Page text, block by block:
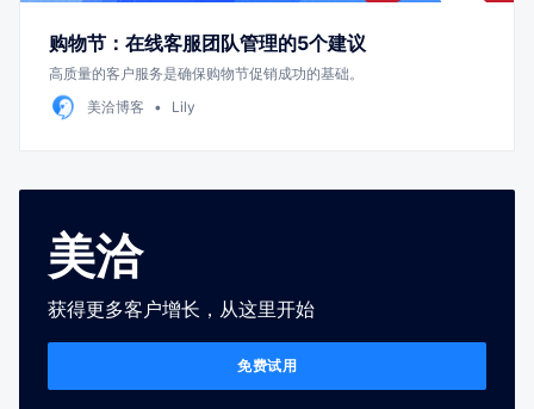
购物节：在线客服团队管理的5个建议
高质量的客户服务是确保购物节促销成功的基础。
美洽博客
Lily
美洽
获得更多客户增长，从这里开始
免费试用